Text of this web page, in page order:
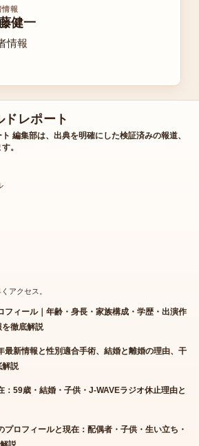
情報
健一
情報
ドレポート
編集部は、出典を明確にした検証済みの報道、
。
アクセス。
フィール｜年齢・身長・家族構成・学歴・出演作
を徹底解説
最新情報と性別適合手術、結婚と離婚の理由、干
解説
：59歳・結婚・子供・J-WAVEラジオ休止理由と
プロフィールと現在：配偶者・子供・生い立ち・